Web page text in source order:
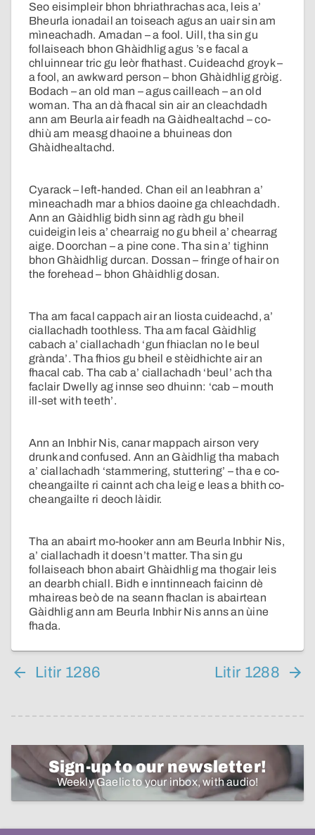
Seo eisimpleir bhon bhriathrachas aca, leis a’
Bheurla ionadail an toiseach agus an uair sin am
mìneachadh. Amadan – a fool. Uill, tha sin gu
follaiseach bhon Ghàidhlig agus ’s e facal a
chluinnear tric gu leòr fhathast. Cuideachd groyk –
a fool, an awkward person – bhon Ghàidhlig gròig.
Bodach – an old man – agus cailleach – an old
woman. Tha an dà fhacal sin air an cleachdadh
ann am Beurla air feadh na Gàidhealtachd – co-
dhiù am measg dhaoine a bhuineas don
Ghàidhealtachd.
Cyarack – left-handed. Chan eil an leabhran a’
mìneachadh mar a bhios daoine ga chleachdadh.
Ann an Gàidhlig bidh sinn ag ràdh gu bheil
cuideigin leis a’ chearraig no gu bheil a’ chearrag
aige. Doorchan – a pine cone. Tha sin a’ tighinn
bhon Ghàidhlig durcan. Dossan – fringe of hair on
the forehead – bhon Ghàidhlig dosan.
Tha am facal cappach air an liosta cuideachd, a’
ciallachadh toothless. Tha am facal Gàidhlig
cabach a’ ciallachadh ‘gun fhiaclan no le beul
grànda’. Tha fhios gu bheil e stèidhichte air an
fhacal cab. Tha cab a’ ciallachadh ‘beul’ ach tha
faclair Dwelly ag innse seo dhuinn: ‘cab – mouth
ill-set with teeth’.
Ann an Inbhir Nis, canar mappach airson very
drunk and confused. Ann an Gàidhlig tha mabach
a’ ciallachadh ‘stammering, stuttering’ – tha e co-
cheangailte ri cainnt ach cha leig e leas a bhith co-
cheangailte ri deoch làidir.
Tha an abairt mo-hooker ann am Beurla Inbhir Nis,
a’ ciallachadh it doesn’t matter. Tha sin gu
follaiseach bhon abairt Ghàidhlig ma thogair leis
an dearbh chiall. Bidh e inntinneach faicinn dè
mhaireas beò de na seann fhaclan is abairtean
Gàidhlig ann am Beurla Inbhir Nis anns an ùine
fhada.
Litir 1286 Litir 1288
Sign-up to our newsletter!
Weekly Gaelic to your inbox, with audio!